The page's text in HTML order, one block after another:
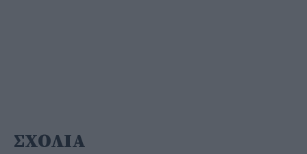
ΣΧΟΛΙΑ